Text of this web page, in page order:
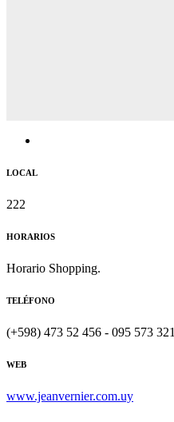
LOCAL
222
HORARIOS
Horario Shopping.
TELÉFONO
(+598) 473 52 456 - 095 573 321
WEB
www.jeanvernier.com.uy